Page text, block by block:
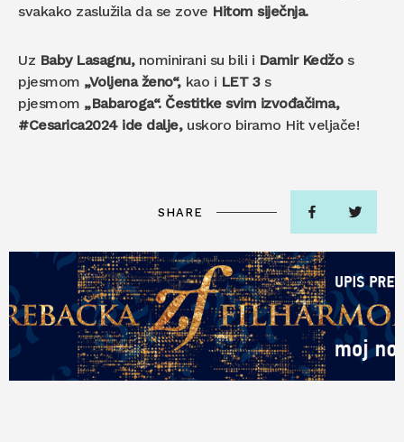
svakako zaslužila da se zove Hitom siječnja.
Uz Baby Lasagnu, nominirani su bili i Damir Kedžos
pjesmom „Voljena ženo“, kao i LET 3 s
pjesmom „Babaroga“. Čestitke svim izvođačima,
#Cesarica2024 ide dalje, uskoro biramo Hit veljače!
SHARE